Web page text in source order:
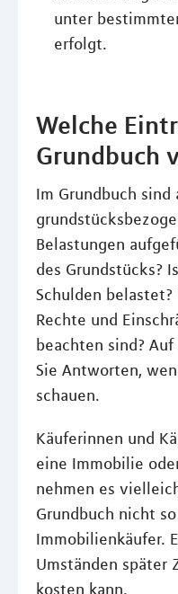
unter
erfolgt.
Welche
Grundbuch
Im Grundbuch sind
Belastungen
des Grundstücks?
Schulden
Rechte und
beachten sind?
Sie Antworten,
schauen.
Käuferinnen und
eine Immobilie
nehmen es
Grundbuch nicht
Immobilienkäufer.
Umständen später
kosten kann.